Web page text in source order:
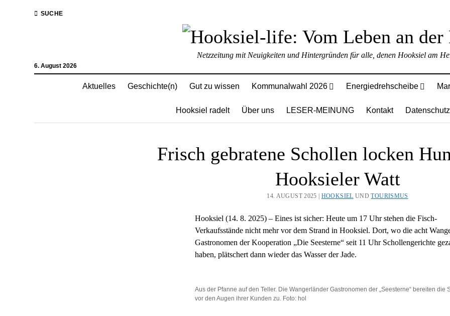
SUCHE
6. August 2026
Netzzeitung mit Neuigkeiten und Hintergründen für alle, denen Hooksiel am
Aktuelles Geschichte(n) Gut zu wissen Kommunalwahl 2026 Energiedrehscheibe
Hooksiel radelt Über uns LESER-MEINUNG Kontakt Datenschutz
Frisch gebratene Schollen locken
Hooksieler Watt
14. AUGUST 2025 | HOOKSIEL UNDTOURISMUS
Hooksiel (14. 8. 2025) – Eines ist sicher: Heute um 17 Uhr stehen die Fisch-
Verkaufsstände nicht mehr vor dem Strand in Hooksiel. Dort, wo die acht
Gastronomen der Kooperation „Die Seesterne“ seit 11 Uhr Schollengerichte
haben, plätschert dann wieder das Wasser der Jade.
Aus der Pfanne auf den Teller. Die Wangerländer Gastronomen der „Seesterne“ bereiten die
vor den Augen ihrer Kunden zu. Foto: hol